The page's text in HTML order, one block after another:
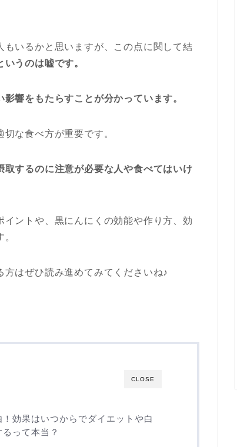
いるかと思いますが、この点に関して結
うのは嘘です。
響をもたらすことが分かっています。
な食べ方が重要です。
するのに注意が必要な人や食べてはいけ
ントや、黒にんにくの効能や作り方、効
はぜひ読み進めてみてくださいね♪
CLOSE
効果はいつからでダイエットや白
って本当？